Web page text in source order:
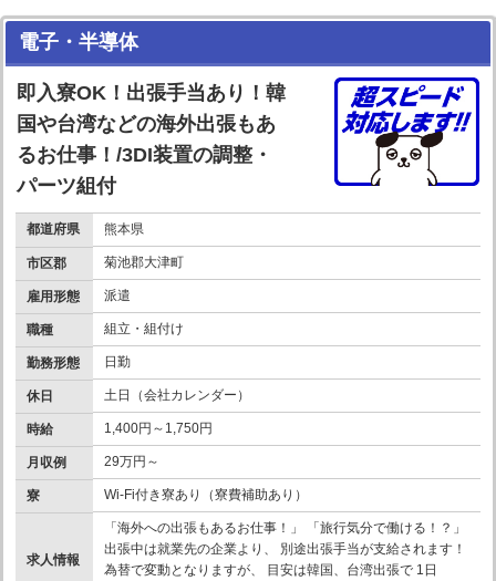
電子・半導体
即入寮OK！出張手当あり！韓
国や台湾などの海外出張もあ
るお仕事！/3DI装置の調整・
パーツ組付
都道府県 熊本県
市区郡 菊池郡大津町
雇用形態 派遣
職種 組立・組付け
勤務形態 日勤
休日 土日（会社カレンダー）
時給 1,400円～1,750円
月収例 29万円～
寮 Wi-Fi付き寮あり（寮費補助あり）
求人情報
「海外への出張もあるお仕事！」 「旅行気分で働ける！？」
出張中は就業先の企業より、 別途出張手当が支給されます！
為替で変動となりますが、 目安は韓国、台湾出張で 1日